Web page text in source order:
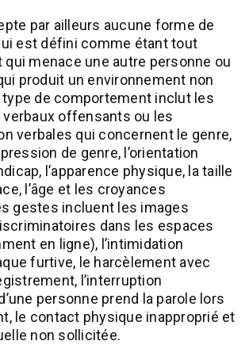
par ailleurs aucune forme de
est défini comme étant tout
menace une autre personne ou
produit un environnement non
de comportement inclut les
offensants ou les
verbales qui concernent le genre,
de genre, l’orientation
l’apparence physique, la taille
l’âge et les croyances
gestes incluent les images
dans les espaces
en ligne), l’intimidation
furtive, le harcèlement avec
l’interruption
personne prend la parole lors
le contact physique inapproprié et
non sollicitée.